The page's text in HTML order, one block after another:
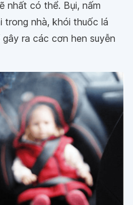
nhất có thể. Bụi, nấm
trong nhà, khói thuốc lá
ra các cơn hen suyễn